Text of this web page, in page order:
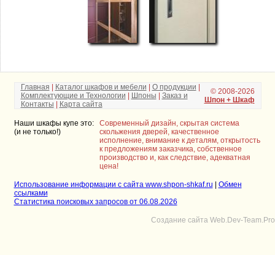
Главная | Каталог шкафов и мебели | О продукции |
Комплектующие и Технологии | Шпоны | Заказ и
Контакты | Карта сайта
© 2008-2026
Шпон + Шкаф
Наши шкафы купе это:
(и не только!)
Современный дизайн, скрытая система
скольжения дверей, качественное
исполнение, внимание к деталям, открытость
к предложениям заказчика, собственное
производство и, как следствие, адекватная
цена!
Использование информации с сайта www.shpon-shkaf.ru | Обмен
ссылками
Статистика поисковых запросов от 06.08.2026
Создание сайта Web.Dev-Team.Pro